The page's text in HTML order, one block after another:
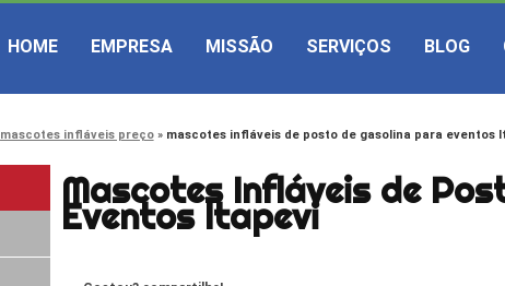
HOME EMPRESA MISSÃO SERVIÇOS BLOG
mascotes infláveis preço mascotes infláveis de posto de gasolina para eventos
Mascotes Infláveis de
Eventos Itapevi